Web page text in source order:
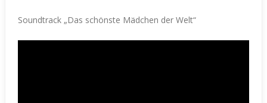
Soundtrack „Das schönste Mädchen der Welt“